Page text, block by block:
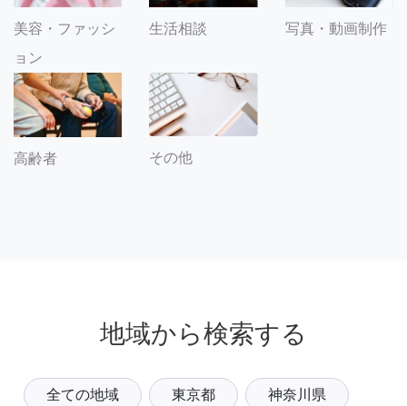
美容・ファッシ
ョン
生活相談 写真・動画制作
高齢者 その他
地域から検索する
全ての地域 東京都 神奈川県